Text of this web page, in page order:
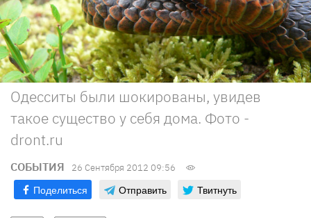
Одесситы были шокированы, увидев
такое существо у себя дома. Фото -
dront.ru
СОБЫТИЯ 26 Сентября 2012 09:56
Поделиться Отправить Твитнуть